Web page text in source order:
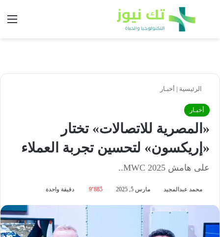
بحث عن
الرئيسية | أخبـار
أخبـار
«المصرية للاتصالات» تختار
«إريكسون» لتحسين تجربة العملاء
على هامش MWC 2025..
محمد عبدالمجيد مارس 5, 2025 9٬885 دقيقة واحدة